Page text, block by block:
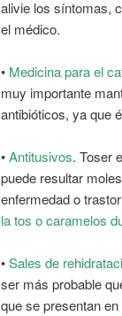
alivie los síntomas,
el médico.
• Medicina para el
muy importante
antibióticos, ya que
•Antitusivos. Toser
puede resultar
enfermedad o
la tos o caramelos
•Sales de
ser más probable
que se presentan